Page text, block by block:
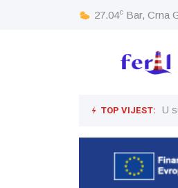
27.04c Bar, Crna
TOP VIJEST: U